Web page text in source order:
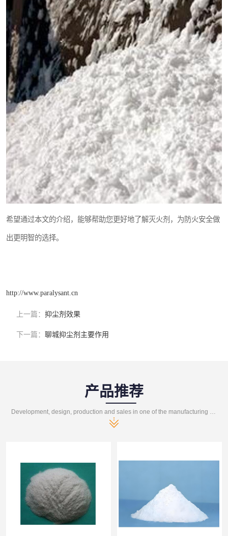
希望通过本文的介绍，能够帮助您更好地了解灭火剂，为防火安全做
出更明智的选择。
http://www.paralysant.cn
上一篇： 抑尘剂效果
下一篇： 聊城抑尘剂主要作用
产品推荐
Development, design, production and sales in one of the manufacturing enterprises